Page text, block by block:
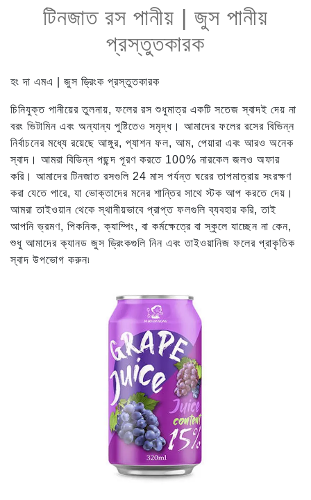
টিনজাত রস পানীয় | জুস পানীয়
প্রস্তুতকারক
হং দা এমএ | জুস ড্রিংক প্রস্তুতকারক
চিনিযুক্ত পানীয়ের তুলনায়, ফলের রস শুধুমাত্র একটি সতেজ স্বাদই দেয় না
বরং ভিটামিন এবং অন্যান্য পুষ্টিতেও সমৃদ্ধ। আমাদের ফলের রসের বিভিন্ন
নির্বাচনের মধ্যে রয়েছে আঙ্গুর, প্যাশন ফল, আম, পেয়ারা এবং আরও অনেক
স্বাদ। আমরা বিভিন্ন পছন্দ পূরণ করতে 100% নারকেল জলও অফার
করি। আমাদের টিনজাত রসগুলি 24 মাস পর্যন্ত ঘরের তাপমাত্রায় সংরক্ষণ
করা যেতে পারে, যা ভোক্তাদের মনের শান্তির সাথে স্টক আপ করতে দেয়।
আমরা তাইওয়ান থেকে স্থানীয়ভাবে প্রাপ্ত ফলগুলি ব্যবহার করি, তাই
আপনি ভ্রমণ, পিকনিক, ক্যাম্পিং, বা কর্মক্ষেত্রে বা স্কুলে যাচ্ছেন না কেন,
শুধু আমাদের ক্যানড জুস ড্রিংকগুলি নিন এবং তাইওয়ানিজ ফলের প্রাকৃতিক
স্বাদ উপভোগ করুন৷